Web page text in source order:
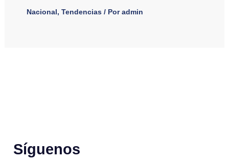
Nacional, Tendencias/ Poradmin
Síguenos